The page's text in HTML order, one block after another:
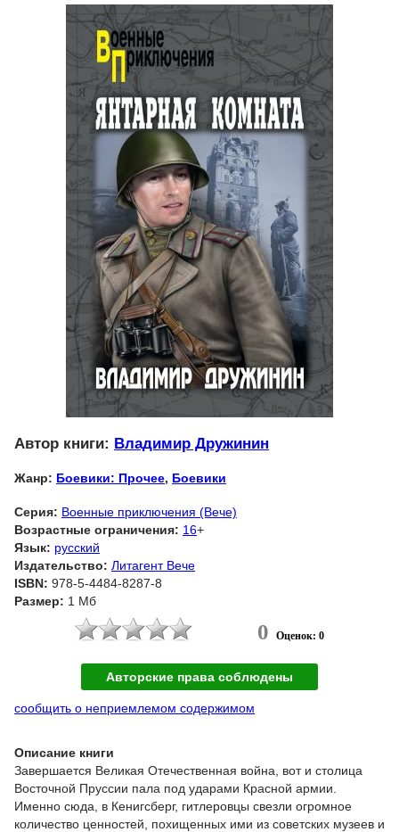
Автор книги: Владимир Дружинин
Жанр: Боевики: Прочее, Боевики
Серия: Военные приключения (Вече)
Возрастные ограничения: 16+
Язык: русский
Издательство: Литагент Вече
ISBN: 978-5-4484-8287-8
Размер: 1 Мб
0 Оценок: 0
Авторские права соблюдены
сообщить о неприемлемом содержимом
Описание книги
Завершается Великая Отечественная война, вот и столица
Восточной Пруссии пала под ударами Красной армии.
Именно сюда, в Кенигсберг, гитлеровцы свезли огромное
количество ценностей, похищенных ими из советских музеев и